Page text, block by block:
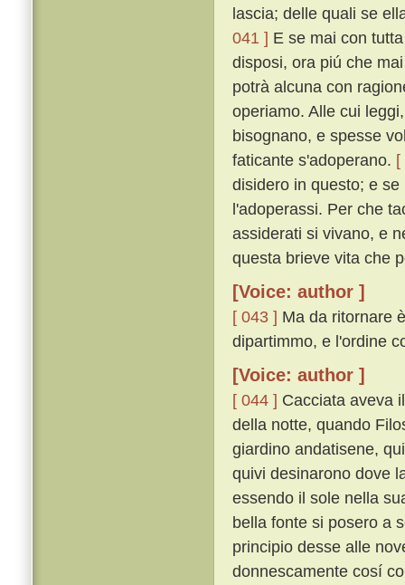
lascia; delle quali se
041 ] E se mai con
disposi, ora piú che
potrà alcuna con
operiamo. Alle cui
bisognano, e spesse
faticante s'adoperano. [
disidero in questo; e
l'adoperassi. Per che
assiderati si vivano, e
questa brieve vita che
[Voice: author ]
[ 043 ] Ma da ritornare
dipartimmo, e l'ordine
[Voice: author ]
[ 044 ] Cacciata aveva
della notte, quando
giardino andatisene,
quivi desinarono dove
essendo il sole nella
bella fonte si posero a
principio desse alle
donnescamente cosí